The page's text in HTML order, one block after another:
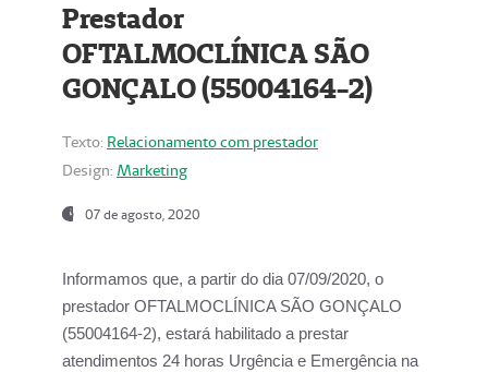
Prestador
OFTALMOCLÍNICA SÃO
GONÇALO (55004164-2)
Texto: Relacionamento com prestador
Design: Marketing
07 de agosto, 2020
Informamos que, a partir do dia07/09/2020, o
prestador OFTALMOCLÍNICA SÃO GONÇALO
(55004164-2), estará habilitado a prestar
atendimentos 24 horas Urgência e Emergência na